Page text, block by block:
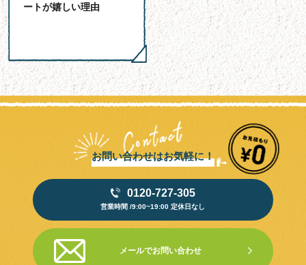
ートが嬉しい理由
お問い合わせはお気軽に！
0120-727-305
営業時間 /9:00~19:00 定休日なし
メールでお問い合わせ